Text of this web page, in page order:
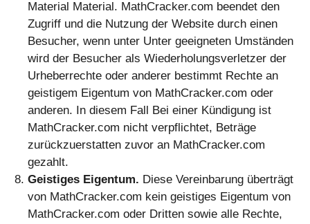
Material Material. MathCracker.com beendet den
Zugriff und die Nutzung der Website durch einen
Besucher, wenn unter Unter geeigneten Umständen
wird der Besucher als Wiederholungsverletzer der
Urheberrechte oder anderer bestimmt Rechte an
geistigem Eigentum von MathCracker.com oder
anderen. In diesem Fall Bei einer Kündigung ist
MathCracker.com nicht verpflichtet, Beträge
zurückzuerstatten zuvor an MathCracker.com
gezahlt.
Geistiges Eigentum. Diese Vereinbarung überträgt
von MathCracker.com kein geistiges Eigentum von
MathCracker.com oder Dritten sowie alle Rechte,